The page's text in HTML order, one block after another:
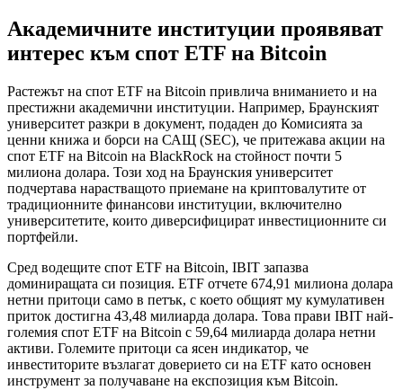
Академичните институции проявяват
интерес към спот ETF на Bitcoin
Растежът на спот ETF на Bitcoin привлича вниманието и на
престижни академични институции. Например, Браунският
университет разкри в документ, подаден до Комисията за
ценни книжа и борси на САЩ (SEC), че притежава акции на
спот ETF на Bitcoin на BlackRock на стойност почти 5
милиона долара. Този ход на Браунския университет
подчертава нарастващото приемане на криптовалутите от
традиционните финансови институции, включително
университетите, които диверсифицират инвестиционните си
портфейли.
Сред водещите спот ETF на Bitcoin, IBIT запазва
доминиращата си позиция. ETF отчете 674,91 милиона долара
нетни притоци само в петък, с което общият му кумулативен
приток достигна 43,48 милиарда долара. Това прави IBIT най-
големия спот ETF на Bitcoin с 59,64 милиарда долара нетни
активи. Големите притоци са ясен индикатор, че
инвеститорите възлагат доверието си на ETF като основен
инструмент за получаване на експозиция към Bitcoin.